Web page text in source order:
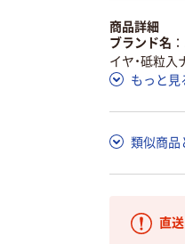
商品詳細
ブランド名
イヤ・砥粒入
もっと見
類似商品
直